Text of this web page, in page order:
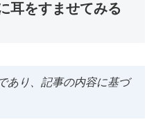
耳をすませてみる
あり、記事の内容に基づ